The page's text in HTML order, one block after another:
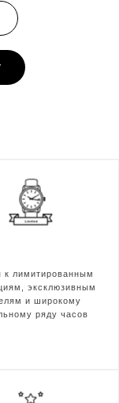
к лимитированным
эксклюзивным
и широкому
ряду часов